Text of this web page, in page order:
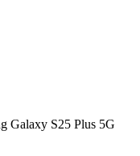
Galaxy S25 Plus 5G